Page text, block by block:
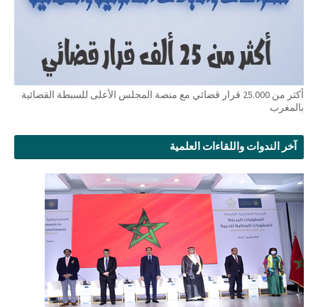
أكثر من 25.000 قرار قضائي مع منصة المجلس الأعلى للسبطة القضائية
بالمغرب
آخر الندوات واللقاءات العلمية